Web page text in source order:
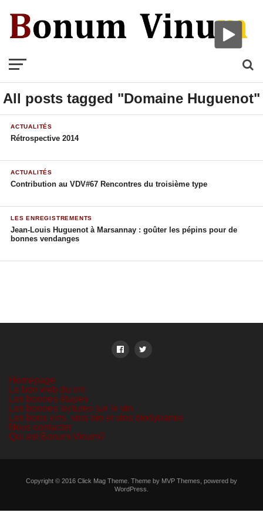
All posts tagged "Domaine Huguenot"
ACTUALITÉS
Rétrospective 2014
ACTUALITÉS
Contribution au VDV#67 Rencontres du troisième type
LES ENREGISTREMENTS
Jean-Louis Huguenot à Marsannay : goûter les pépins pour de
bonnes vendanges
Homepage
Le bon web du vin
Les bonnes étapes
Les bonnes lectures sur le vin
Les bons vins, vins bio et vins biodynamie
Nous contacter
Qui est Bonum Vinum?
Copyright © 2016 Click Mag Theme. Theme by MVP Themes, powered by
WordPress.